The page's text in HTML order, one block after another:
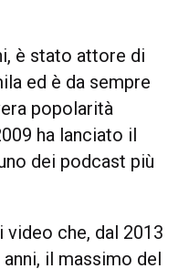
è stato attore di
ed è da sempre
popolarità
ha lanciato il
dei podcast più
che, dal 2013
il massimo del